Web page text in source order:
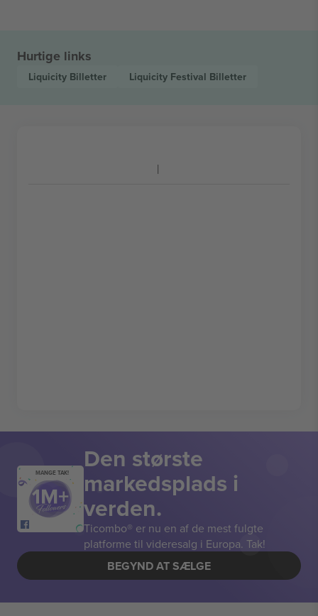
Hurtige links
Liquicity Billetter Liquicity Festival Billetter
MANGE TAK! Den største
markedsplads i
verden.
Ticombo® er nu en af de mest fulgte
platforme til videresalg i Europa. Tak!
BEGYND AT SÆLGE